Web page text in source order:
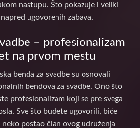
nastupu. Što pokazuje i veliki
ugovorenih zabava.
– profesionalizam
na prvom mestu
benda za svadbe su osnovali
bendova za svadbe. Ono što
profesionalizam koji se pre svega
Sve što budete ugovorili, biće
neko postao član ovog udruženja